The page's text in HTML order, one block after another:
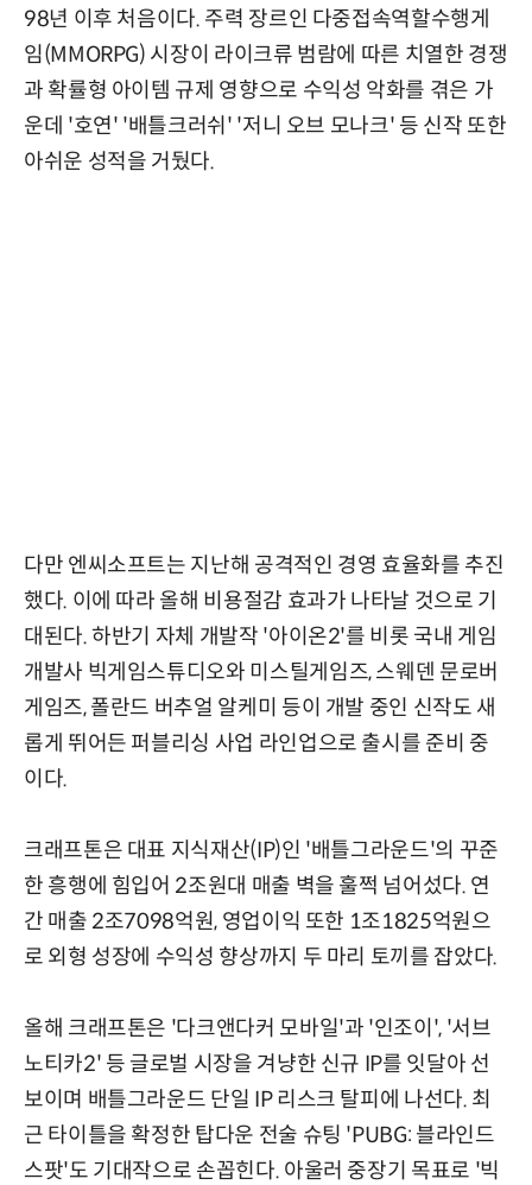
98년 이후 처음이다. 주력 장르인 다중접속역할수행게
임(MMORPG) 시장이 라이크류 범람에 따른 치열한 경쟁
과 확률형 아이템 규제 영향으로 수익성 악화를 겪은 가
운데 '호연' '배틀크러쉬' '저니 오브 모나크' 등 신작 또한
아쉬운 성적을 거뒀다.
다만 엔씨소프트는 지난해 공격적인 경영 효율화를 추진
했다. 이에 따라 올해 비용절감 효과가 나타날 것으로 기
대된다. 하반기 자체 개발작 '아이온2'를 비롯 국내 게임
개발사 빅게임스튜디오와 미스틸게임즈, 스웨덴 문로버
게임즈, 폴란드 버추얼 알케미 등이 개발 중인 신작도 새
롭게 뛰어든 퍼블리싱 사업 라인업으로 출시를 준비 중
이다.
크래프톤은 대표 지식재산(IP)인 '배틀그라운드'의 꾸준
한 흥행에 힘입어 2조원대 매출 벽을 훌쩍 넘어섰다. 연
간 매출 2조7098억원, 영업이익 또한 1조1825억원으
로 외형 성장에 수익성 향상까지 두 마리 토끼를 잡았다.
올해 크래프톤은 '다크앤다커 모바일'과 '인조이', '서브
노티카2' 등 글로벌 시장을 겨냥한 신규 IP를 잇달아 선
보이며 배틀그라운드 단일 IP 리스크 탈피에 나선다. 최
근 타이틀을 확정한 탑다운 전술 슈팅 'PUBG: 블라인드
스팟'도 기대작으로 손꼽힌다. 아울러 중장기 목표로 '빅